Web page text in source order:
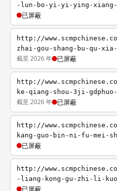
-lun-bo-yi-yi-ying-
已屏蔽
http://
zhai-gou-shang-bu-qu-
截至 2026 年 已屏蔽
http://
ke-qiang-shou-3ji-gdphuo-
截至 2026 年 已屏蔽
http://
kang-guo-bin-ni-fu-mei-
已屏蔽
http://
-liang-kong-gu-zhi-li-
已屏蔽